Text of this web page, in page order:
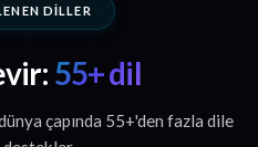
DILLER
55+ dil
çapında 55+'den fazla dile